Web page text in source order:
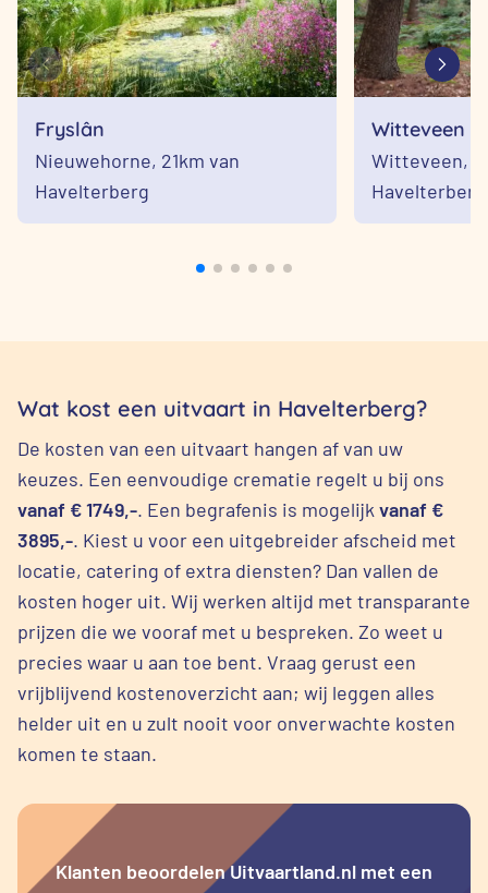
Fryslân
Nieuwehorne, 21km van
Havelterberg
Witteveen
Witteveen,
Havelterberg
Wat kost een uitvaart in Havelterberg?
De kosten van een uitvaart hangen af van uw
keuzes. Een eenvoudige crematie regelt u bij ons
vanaf € 1749,-. Een begrafenis is mogelijkvanaf €
3895,-. Kiest u voor een uitgebreider afscheid met
locatie, catering of extra diensten? Dan vallen de
kosten hoger uit. Wij werken altijd met transparante
prijzen die we vooraf met u bespreken. Zo weet u
precies waar u aan toe bent. Vraag gerust een
vrijblijvend kostenoverzicht aan; wij leggen alles
helder uit en u zult nooit voor onverwachte kosten
komen te staan.
Klanten beoordelen Uitvaartland.nl met een